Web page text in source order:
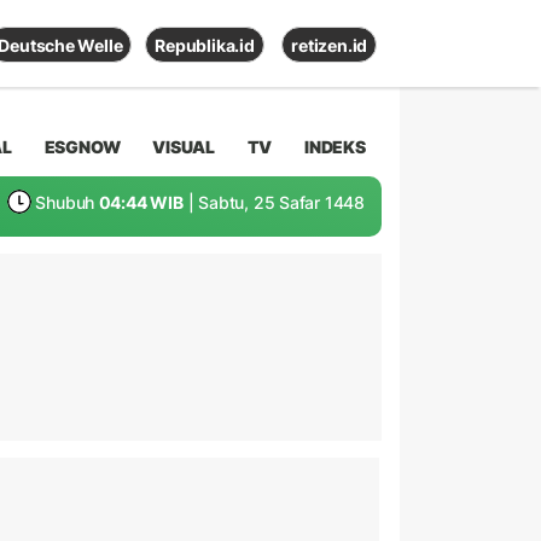
Deutsche Welle Republika.id retizen.id
ESGNOW VISUAL TV INDEKS
Shubuh 04:44 WIB | Sabtu, 25 Safar 1448